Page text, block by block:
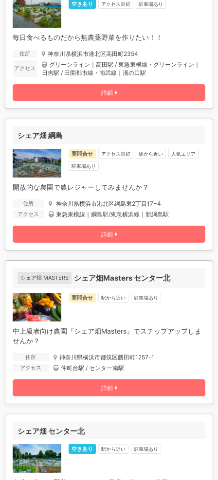
詳細
空きあり アクセス良好 駐車場あり
毎日食べるものだから無農薬野菜を作りたい！！
住所 神奈川県横浜市港北区高田町2354
アクセス グリーンライン｜高田駅 / 東急東横線・グリーンライン｜
日吉駅 / 田園都市線・南武線｜溝の口駅
シェア畑 綱島
詳細
要問合せ アクセス良好 駅から近い 人気エリア
駐車場あり
開放的な農園で農レジャーしてみませんか？
住所 神奈川県横浜市港北区綱島東2丁目17−4
アクセス 東急東横線｜綱島駅/東急横浜線｜新綱島駅
シェア畑 MASTERS シェア畑Masters センター北
詳細
要問合せ 駅から近い 駐車場あり
中上級者向け農園『シェア畑Masters』でステップアップしま
せんか？
住所 神奈川県横浜市都筑区勝田町1257-1
アクセス 仲町台駅 / センター南駅
シェア畑 センター北
空きあり 駅から近い 駐車場あり